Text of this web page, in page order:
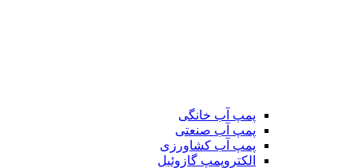
پمپ آب خانگی
پمپ آب صنعتی
پمپ آب کشاورزی
الکتروپمپ گازوئیل